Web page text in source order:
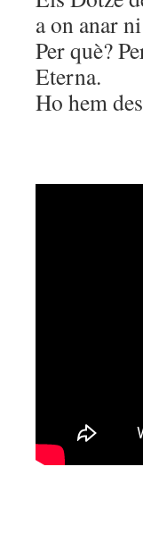
a on anar
Per què?
Eterna.
Ho hem